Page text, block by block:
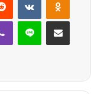
Viber Line E-Posta ile